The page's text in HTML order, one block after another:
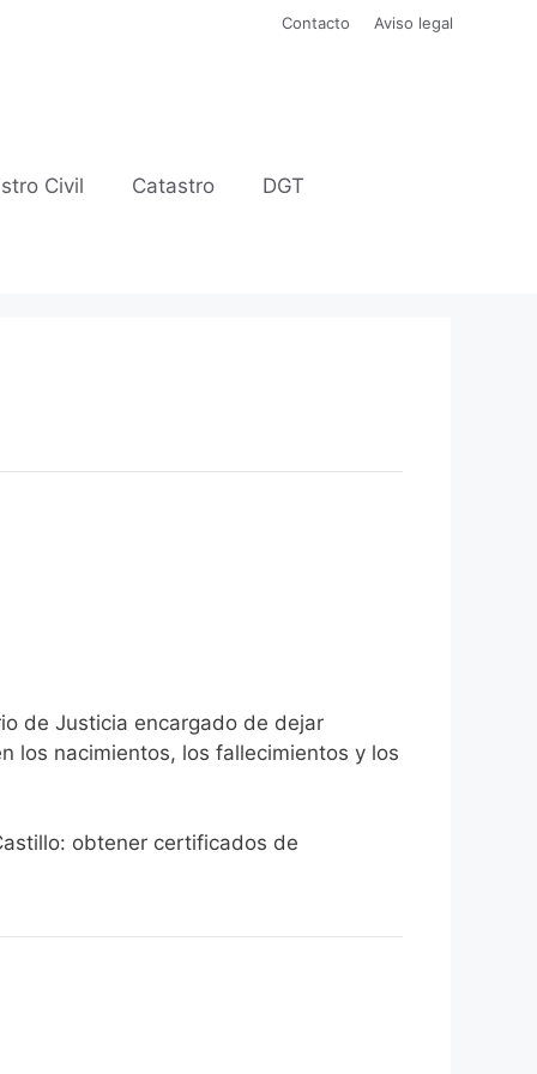
Contacto Aviso legal
Civil Catastro DGT
de Justicia encargado de dejar
los nacimientos, los fallecimientos y los
obtener certificados de